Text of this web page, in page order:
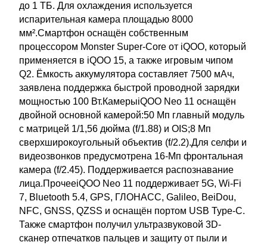
до 1 ТБ. Для охлаждения используется
испарительная камера площадью 8000
мм².Смартфон оснащён собственным
процессором Monster Super-Core от iQOO, который
применяется в iQOO 15, а также игровым чипом
Q2. Ёмкость аккумулятора составляет 7500 мАч,
заявлена поддержка быстрой проводной зарядки
мощностью 100 Вт.КамерыiQOO Neo 11 оснащён
двойной основной камерой:50 Мп главный модуль
с матрицей 1/1,56 дюйма (f/1.88) и OIS;8 Мп
сверхширокоугольный объектив (f/2.2).Для селфи и
видеозвонков предусмотрена 16-Мп фронтальная
камера (f/2.45). Поддерживается распознавание
лица.ПрочееiQOO Neo 11 поддерживает 5G, Wi-Fi
7, Bluetooth 5.4, GPS, ГЛОНАСС, Galileo, BeiDou,
NFC, GNSS, QZSS и оснащён портом USB Type-C.
Также смартфон получил ультразвуковой 3D-
сканер отпечатков пальцев и защиту от пыли и